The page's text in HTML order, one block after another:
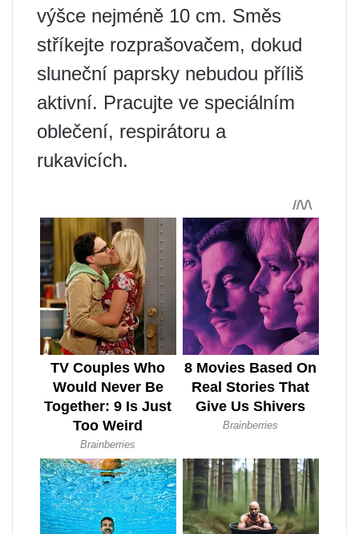
výšce nejméně 10 cm. Směs
stříkejte rozprašovačem, dokud
sluneční paprsky nebudou příliš
aktivní. Pracujte ve speciálním
oblečení, respirátoru a
rukavicích.